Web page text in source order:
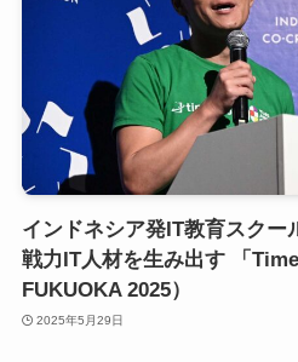
インドネシア発IT教育スクー
戦力IT人材を生み出す 「
FUKUOKA 2025）
2025年5月29日